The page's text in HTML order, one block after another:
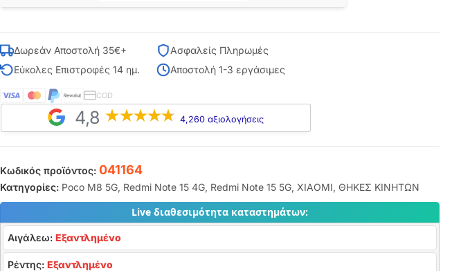
Δωρεάν Αποστολή 35€+
Ασφαλείς Πληρωμές
Εύκολες Επιστροφές 14 ημ.
Αποστολή 1-3 εργάσιμες
COD
4,8 4,260 αξιολογήσεις
Κωδικός προϊόντος: 041164
Κατηγορίες: Poco M8 5G, Redmi Note 15 4G, Redmi Note 15 5G, XIAOMI, ΘΗΚΕΣ ΚΙΝΗΤΩΝ
Live διαθεσιμότητα καταστημάτων:
Αιγάλεω: Εξαντλημένο
Ρέντης: Εξαντλημένο